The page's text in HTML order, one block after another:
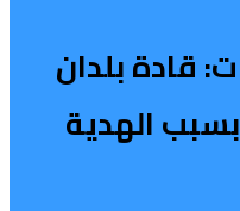
قادة بلدان
الهدية